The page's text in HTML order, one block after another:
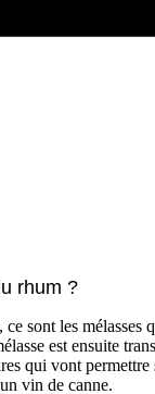
rhum ?
sont les mélasses
est ensuite
qui vont permettre
vin de canne.